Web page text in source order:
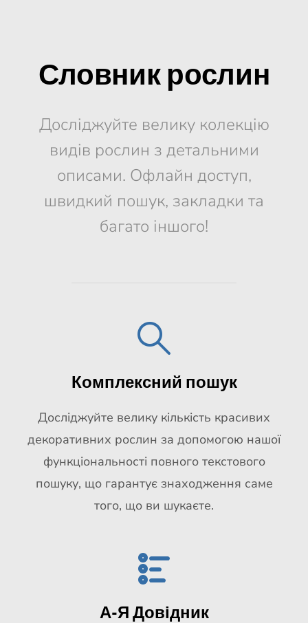
Словник рослин
Досліджуйте велику колекцію
видів рослин з детальними
описами. Офлайн доступ,
швидкий пошук, закладки та
багато іншого!
Комплексний пошук
Досліджуйте велику кількість красивих
декоративних рослин за допомогою нашої
функціональності повного текстового
пошуку, що гарантує знаходження саме
того, що ви шукаєте.
А-Я Довідник